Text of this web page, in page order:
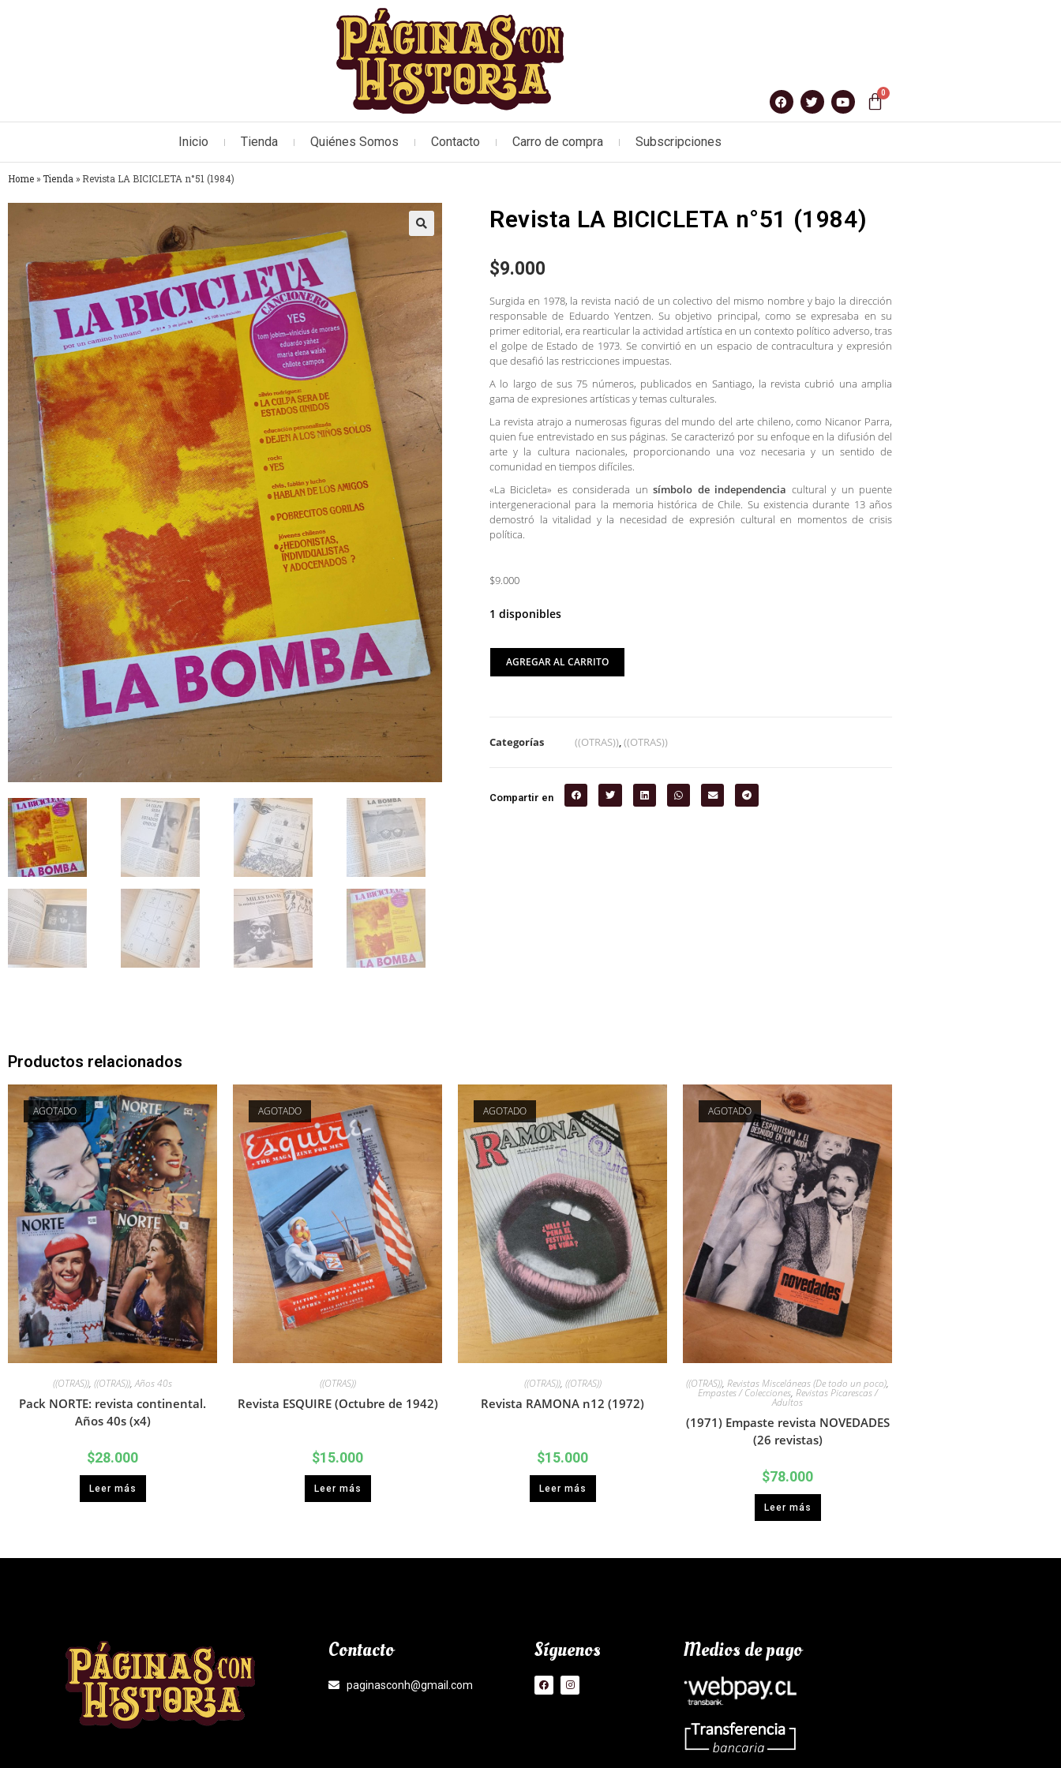
Inicio Tienda Quiénes Somos Contacto Carro de compra Subscripciones
Home » Tienda » Revista LA BICICLETA n°51 (1984)
Revista LA BICICLETA n°51 (1984)
$9.000
Surgida en 1978, la revista nació de un colectivo del mismo nombre y bajo la dirección
responsable de Eduardo Yentzen. Su objetivo principal, como se expresaba en su
primer editorial, era rearticular la actividad artística en un contexto político adverso, tras
el golpe de Estado de 1973. Se convirtió en un espacio de contracultura y expresión
que desafió las restricciones impuestas.
A lo largo de sus 75 números, publicados en Santiago, la revista cubrió una amplia
gama de expresiones artísticas y temas culturales.
La revista atrajo a numerosas figuras del mundo del arte chileno, como Nicanor Parra,
quien fue entrevistado en sus páginas. Se caracterizó por su enfoque en la difusión del
arte y la cultura nacionales, proporcionando una voz necesaria y un sentido de
comunidad en tiempos difíciles.
«La Bicicleta» es considerada unsímbolo de independencia cultural y un puente
intergeneracional para la memoria histórica de Chile. Su existencia durante 13 años
demostró la vitalidad y la necesidad de expresión cultural en momentos de crisis
política.
$9.000
1 disponibles
AGREGAR AL CARRITO
Categorías ((OTRAS)),((OTRAS))
Compartir en
Productos relacionados
AGOTADO
((OTRAS)), ((OTRAS)),Años 40s
Pack NORTE: revista continental.
Años 40s (x4)
$28.000
Leer más
AGOTADO
((OTRAS))
Revista ESQUIRE (Octubre de 1942)
$15.000
Leer más
AGOTADO
((OTRAS)), ((OTRAS))
Revista RAMONA n12 (1972)
$15.000
Leer más
AGOTADO
((OTRAS)), Revistas Misceláneas (De todo un poco),
Empastes / Colecciones, Revistas Picarescas /
Adultos
(1971) Empaste revista NOVEDADES
(26 revistas)
$78.000
Leer más
Contacto
paginasconh@gmail.com
Síguenos Medios de pago